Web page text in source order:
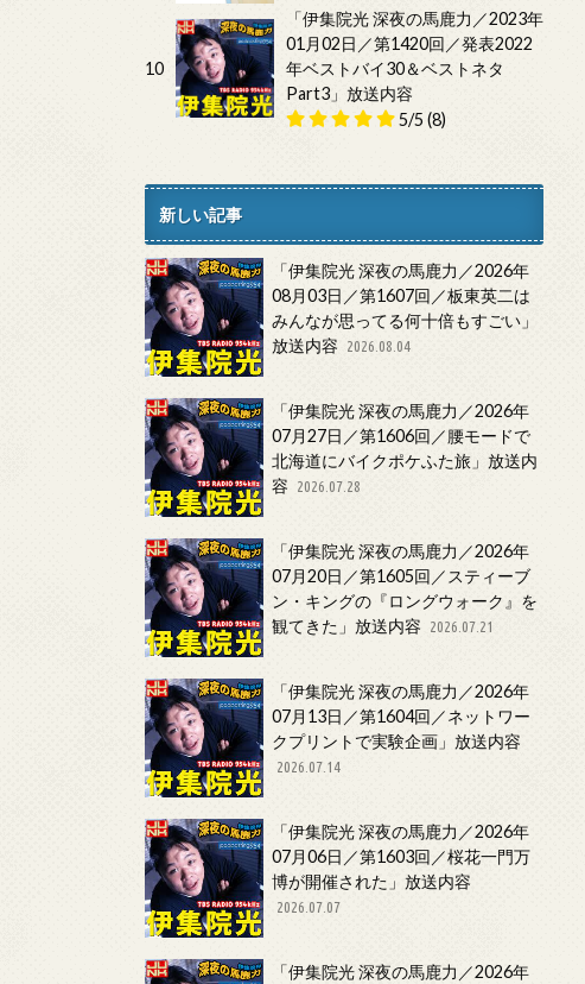
10
「伊集院光 深夜の馬鹿力／2023年
01月02日／第1420回／発表2022
年ベストバイ30＆ベストネタ
Part3」放送内容
5/5 (8)
新しい記事
「伊集院光 深夜の馬鹿力／2026年
08月03日／第1607回／板東英二は
みんなが思ってる何十倍もすごい」
放送内容
2026.08.04
「伊集院光 深夜の馬鹿力／2026年
07月27日／第1606回／腰モードで
北海道にバイクポケふた旅」放送内
容
2026.07.28
「伊集院光 深夜の馬鹿力／2026年
07月20日／第1605回／スティーブ
ン・キングの『ロングウォーク』を
観てきた」放送内容
2026.07.21
「伊集院光 深夜の馬鹿力／2026年
07月13日／第1604回／ネットワー
クプリントで実験企画」放送内容
2026.07.14
「伊集院光 深夜の馬鹿力／2026年
07月06日／第1603回／桜花一門万
博が開催された」放送内容
2026.07.07
「伊集院光 深夜の馬鹿力／2026年